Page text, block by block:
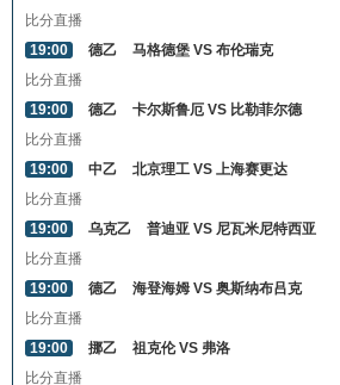
比分直播
19:00
德乙
马格德堡 VS 布伦瑞克
比分直播
19:00
德乙
卡尔斯鲁厄 VS 比勒菲尔德
比分直播
19:00
中乙
北京理工 VS 上海赛更达
比分直播
19:00
乌克乙
普迪亚 VS 尼瓦米尼特西亚
比分直播
19:00
德乙
海登海姆 VS 奥斯纳布吕克
比分直播
19:00
挪乙
祖克伦 VS 弗洛
比分直播